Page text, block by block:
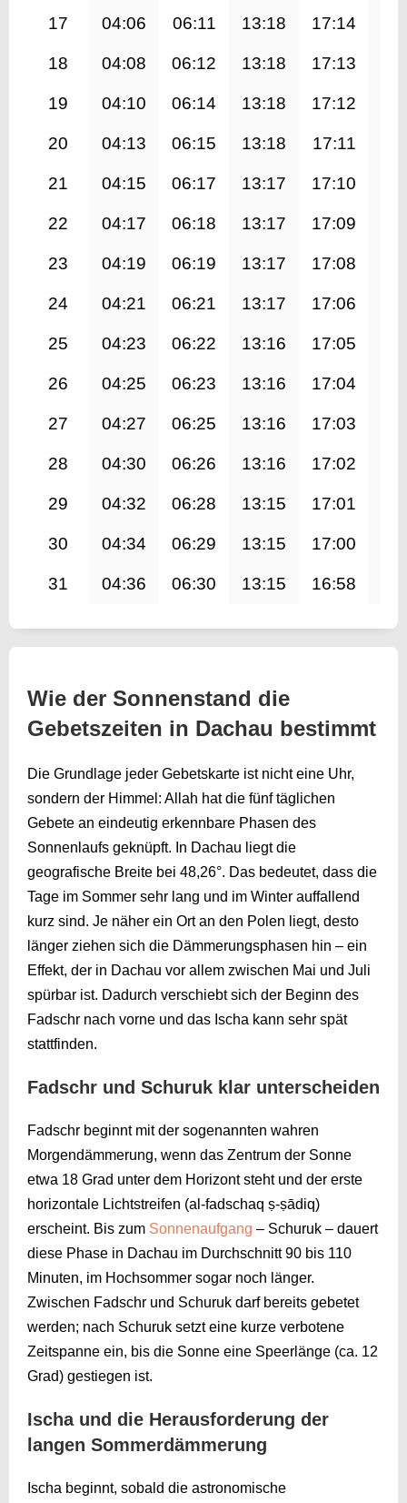
17 04:06 06:11 13:18 17:14
18 04:08 06:12 13:18 17:13
19 04:10 06:14 13:18 17:12
20 04:13 06:15 13:18 17:11
21 04:15 06:17 13:17 17:10
22 04:17 06:18 13:17 17:09
23 04:19 06:19 13:17 17:08
24 04:21 06:21 13:17 17:06
25 04:23 06:22 13:16 17:05
26 04:25 06:23 13:16 17:04
27 04:27 06:25 13:16 17:03
28 04:30 06:26 13:16 17:02
29 04:32 06:28 13:15 17:01
30 04:34 06:29 13:15 17:00
31 04:36 06:30 13:15 16:58
Wie der Sonnenstand die
Gebetszeiten in Dachau bestimmt
Die Grundlage jeder Gebetskarte ist nicht eine Uhr,
sondern der Himmel: Allah hat die fünf täglichen
Gebete an eindeutig erkennbare Phasen des
Sonnenlaufs geknüpft. In Dachau liegt die
geografische Breite bei 48,26°. Das bedeutet, dass die
Tage im Sommer sehr lang und im Winter auffallend
kurz sind. Je näher ein Ort an den Polen liegt, desto
länger ziehen sich die Dämmerungsphasen hin – ein
Effekt, der in Dachau vor allem zwischen Mai und Juli
spürbar ist. Dadurch verschiebt sich der Beginn des
Fadschr nach vorne und das Ischa kann sehr spät
stattfinden.
Fadschr und Schuruk klar unterscheiden
Fadschr beginnt mit der sogenannten wahren
Morgendämmerung, wenn das Zentrum der Sonne
etwa 18 Grad unter dem Horizont steht und der erste
horizontale Lichtstreifen (al-fadschaq ṣ-ṣādiq)
erscheint. Bis zum Sonnenaufgang – Schuruk – dauert
diese Phase in Dachau im Durchschnitt 90 bis 110
Minuten, im Hochsommer sogar noch länger.
Zwischen Fadschr und Schuruk darf bereits gebetet
werden; nach Schuruk setzt eine kurze verbotene
Zeitspanne ein, bis die Sonne eine Speerlänge (ca. 12
Grad) gestiegen ist.
Ischa und die Herausforderung der
langen Sommerdämmerung
Ischa beginnt, sobald die astronomische